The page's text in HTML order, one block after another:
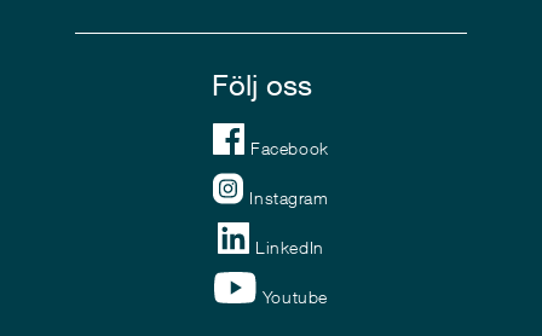
Följ oss
Facebook
Instagram
LinkedIn
Youtube